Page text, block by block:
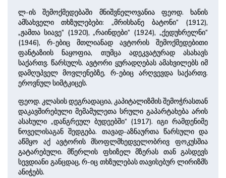
ლ-ის შემოქმედებაში მნიშვნელოვანია ფეოდ. ხანის
ამსახველი თხზულებები: „მრისხანე ბატონი“ (1912),
„ჟამთა სიავე“ (1920), „რაინდები“ (1924), „ქედუხრელნი“
(1946), რ-ებიც მთლიანად ავტორის შემოქმედებითი
ფანტაზიის ნაყოფია, თუმცა ადეკვატურად ასახავს
საქართვ. წარსულს. ავტორი ყურადღებას ამახვილებს იმ
დამღუპველ მოვლენებზე, რ-ებიც არღვევდა საქართვ.
ეროვნულ სიმტკიცეს.
ფეოდ. კლასის დეგრადაცია, კაპიტალიზმის შემოჭრასთან
დაკავშირებული მემამულეთა სრული გაპარტახება არის
ასახული „დანგრეულ ბუდეებში“ (1917). იგი რამდენიმე
ნოველისაგან შედგება. თავად-აზნაურთა წარსული და
აწმყო აქ ავტორის მსოფლმხედველობრივ ფოკუსშია
გატარებული. მწერლის ფხიზელ მზერას თან გასდევს
სევდიანი განცდაც, რ-იც თხზულებას თავისებურ ლირიზმს
ანიჭებს.